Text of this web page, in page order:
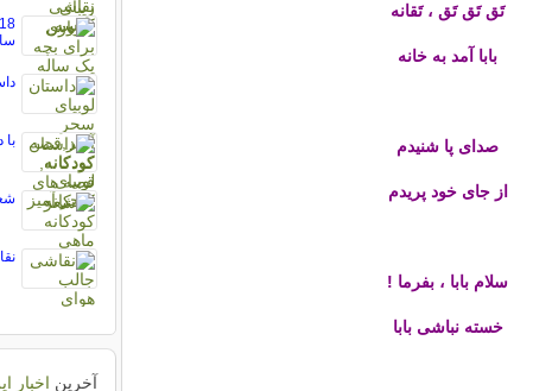
تَق تَق تَق ، تَقانه
بابا آمد به خانه
صدای پا شنیدم
از جای خود پریدم
سلام بابا ، بفرما !
خسته نباشی بابا
آخرین اخبار